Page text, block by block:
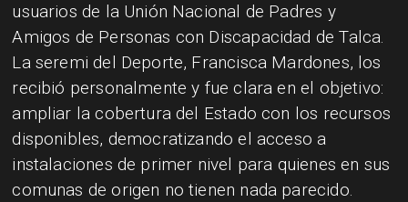
usuarios de la Unión Nacional de Padres y
Amigos de Personas con Discapacidad de Talca.
La seremi del Deporte, Francisca Mardones, los
recibió personalmente y fue clara en el objetivo:
ampliar la cobertura del Estado con los recursos
disponibles, democra­tizando el acceso a
instalaciones de primer nivel para quienes en sus
comunas de origen no tienen nada parecido.